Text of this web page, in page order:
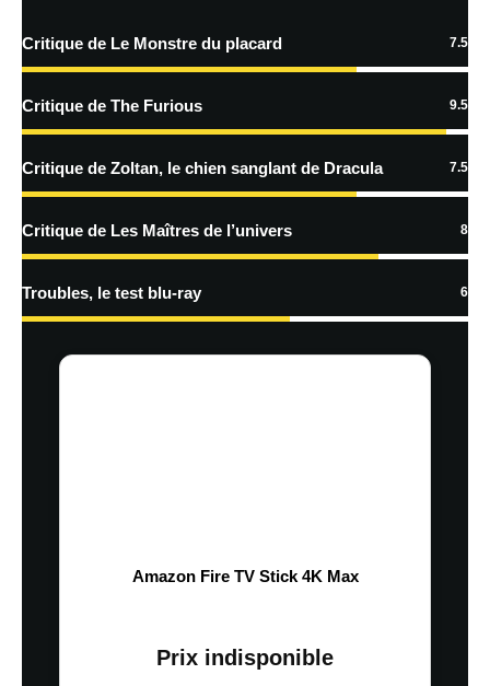
En savoir
traitées
Critique de Le Monstre du placard 7.5
Critique de The Furious 9.5
Critique de Zoltan, le chien sanglant de Dracula 7.5
Critique de Les Maîtres de l’univers 8
Troubles, le test blu-ray 6
Amazon Fire TV Stick 4K Max
Prix indisponible